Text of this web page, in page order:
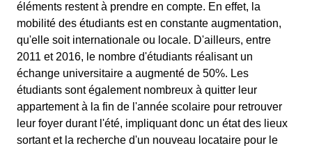
éléments restent à prendre en compte. En effet, la
mobilité des étudiants est en constante augmentation,
qu'elle soit internationale ou locale. D'ailleurs, entre
2011 et 2016, le nombre d'étudiants réalisant un
échange universitaire a augmenté de 50%. Les
étudiants sont également nombreux à quitter leur
appartement à la fin de l'année scolaire pour retrouver
leur foyer durant l'été, impliquant donc un état des lieux
sortant et la recherche d'un nouveau locataire pour le